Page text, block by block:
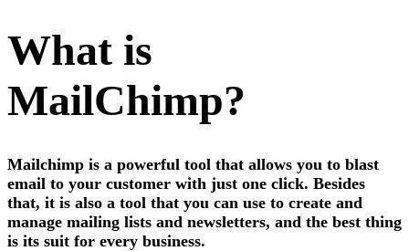
What is
MailChimp?
Mailchimp is a powerful tool that allows you to blast
email to your customer with just one click. Besides
that, it is also a tool that you can use to create and
manage mailing lists and newsletters, and the best thing
is its suit for every business.